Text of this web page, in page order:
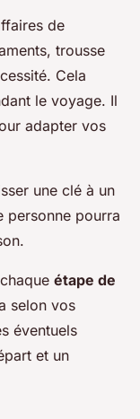
de
trousse
Cela
le voyage. Il
adapter vos
une clé à un
personne pourra
étape de
selon vos
éventuels
et un